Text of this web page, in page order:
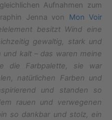
Aufnahmen zum
Jenna von Mon Voir
besitzt Wind eine
gewaltig, stark und
und kalt – das waren meine
die Farbpalette, sie war
natürlichen Farben und
und standen so
rauen und verwegenen
so dankbar und stolz, ein